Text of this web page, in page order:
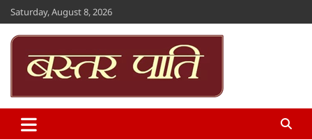
Skip
to
content
Saturday, August 8, 2026
Bastar Paati